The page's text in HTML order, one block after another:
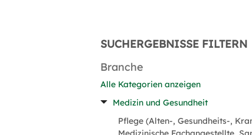
SUCHERGEBNISSE FILTERN
Branche
Alle Kategorien anzeigen
Medizin und Gesundheit